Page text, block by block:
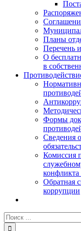
Планы
Перечень
О
в
Формы
Сведения
Комиссия
конфликта
Обратная
коррупции
Результат
поиска: